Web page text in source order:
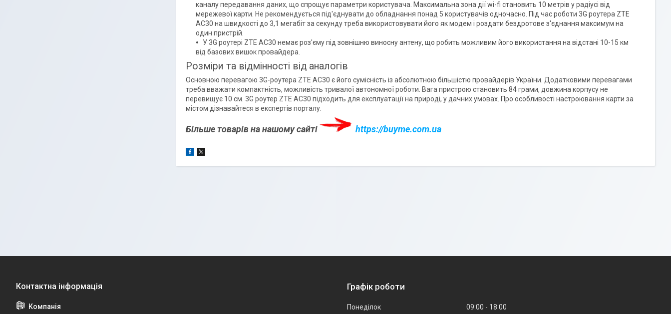
каналу передавання даних, що спрощує параметри користувача. Максимальна зона дії wi-fi становить 10 метрів у радіусі від
мережевої карти. Не рекомендується під'єднувати до обладнання понад 5 користувачів одночасно. Під час роботи 3G роутера ZTE
AC30 на швидкості до 3,1 мегабіт за секунду треба використовувати його як модем і роздати бездротове з'єднання максимум на
один пристрій.
У 3G роутері ZTE AC30 немає роз'єму під зовнішню виносну антену, що робить можливим його використання на відстані 10-15 км
від базових вишок провайдера.
Розміри та відмінності від аналогів
Основною перевагою 3G-роутера ZTE AC30 є його сумісність із абсолютною більшістю провайдерів України. Додатковими перевагами
треба вважати компактність, можливість тривалої автономної роботи. Вага пристрою становить 84 грами, довжина корпусу не
перевищує 10 см. 3G роутер ZTE AC30 підходить для експлуатації на природі, у дачних умовах. Про особливості настроювання карти за
містом дізнавайтеся в експертів порталу.
Більше товарів на нашому сайті https://buyme.com.ua
Графік роботи
Понеділок 09:00
18:00